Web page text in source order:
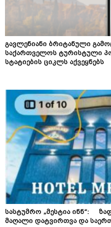
გავლენიანი ბრიტანული
საქართველოს ტურისტული
სტატიების ციკლს აქვეყნებს
სასტუმრო „მესტია ინნ“:
მაღალი დატვირთვა და